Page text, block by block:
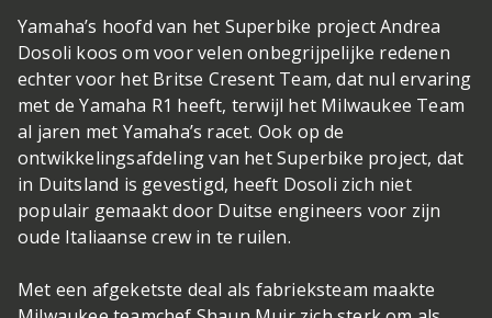
Yamaha’s hoofd van het Superbike project Andrea
Dosoli koos om voor velen onbegrijpelijke redenen
echter voor het Britse Cresent Team, dat nul ervaring
met de Yamaha R1 heeft, terwijl het Milwaukee Team
al jaren met Yamaha’s racet. Ook op de
ontwikkelingsafdeling van het Superbike project, dat
in Duitsland is gevestigd, heeft Dosoli zich niet
populair gemaakt door Duitse engineers voor zijn
oude Italiaanse crew in te ruilen.
Met een afgeketste deal als fabrieksteam maakte